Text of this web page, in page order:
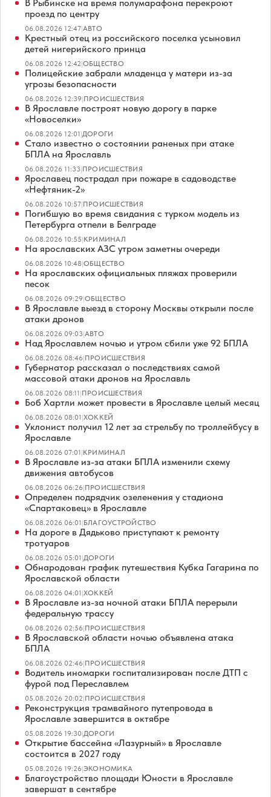
В Рыбинске на время полумарафона перекроют
проезд по центру
06.08.2026 12:47|АВТО
Крестный отец из российского поселка усыновил
детей нигерийского принца
06.08.2026 12:42|ОБЩЕСТВО
Полицейские забрали младенца у матери из-за
угрозы безопасности
06.08.2026 12:39|ПРОИСШЕСТВИЯ
В Ярославле построят новую дорогу в парке
«Новоселки»
06.08.2026 12:01|ДОРОГИ
Стало известно о состоянии раненых при атаке
БПЛА на Ярославль
06.08.2026 11:33|ПРОИСШЕСТВИЯ
Ярославец пострадал при пожаре в садоводстве
«Нефтяник-2»
06.08.2026 10:57|ПРОИСШЕСТВИЯ
Погибшую во время свидания с турком модель из
Петербурга отпели в Белграде
06.08.2026 10:55|КРИМИНАЛ
На ярославских АЗС утром заметны очереди
06.08.2026 10:48|ОБЩЕСТВО
На ярославских официальных пляжах проверили
песок
06.08.2026 09:29|ОБЩЕСТВО
В Ярославле выезд в сторону Москвы открыли после
атаки дронов
06.08.2026 09:03|АВТО
Над Ярославлем ночью и утром сбили уже 92 БПЛА
06.08.2026 08:46|ПРОИСШЕСТВИЯ
Губернатор рассказал о последствиях самой
массовой атаки дронов на Ярославль
06.08.2026 08:11|ПРОИСШЕСТВИЯ
Боб Хартли может провести в Ярославле целый месяц
06.08.2026 08:01|ХОККЕЙ
Уклонист получил 12 лет за стрельбу по троллейбусу в
Ярославле
06.08.2026 07:01|КРИМИНАЛ
В Ярославле из-за атаки БПЛА изменили схему
движения автобусов
06.08.2026 06:26|ПРОИСШЕСТВИЯ
Определен подрядчик озеленения у стадиона
«Спартаковец» в Ярославле
06.08.2026 06:01|БЛАГОУСТРОЙСТВО
На дороге в Дядьково приступают к ремонту
тротуаров
06.08.2026 05:01|ДОРОГИ
Обнародован график путешествия Кубка Гагарина по
Ярославской области
06.08.2026 04:01|ХОККЕЙ
В Ярославле из-за ночной атаки БПЛА перерыли
федеральную трассу
06.08.2026 02:56|ПРОИСШЕСТВИЯ
В Ярославской области ночью объявлена атака
БПЛА
06.08.2026 02:46|ПРОИСШЕСТВИЯ
Водитель иномарки госпитализирован после ДТП с
фурой под Переславлем
05.08.2026 20:02|ПРОИСШЕСТВИЯ
Реконструкция трамвайного путепровода в
Ярославле завершится в октябре
05.08.2026 19:30|ДОРОГИ
Открытие бассейна «Лазурный» в Ярославле
состоится в 2027 году
05.08.2026 19:26|ЭКОНОМИКА
Благоустройство площади Юности в Ярославле
завершат в сентябре